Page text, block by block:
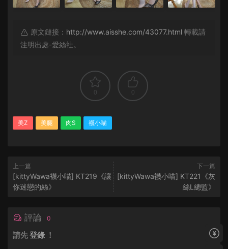
原文鏈接： http://www.aisshe.com/43077.html 轉載請
注明出處-愛絲社。
0 0
美Z 美腿 肉S 襪小喵
上一篇
[kittyWawa襪小喵] KT219《讓
你迷戀的絲》
下一篇
[kittyWawa襪小喵] KT221《灰
絲L總監》
評論 0
請先登錄 ！